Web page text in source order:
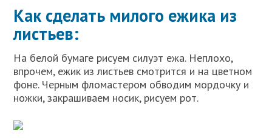
Как сделать милого ежика из
листьев:
На белой бумаге рисуем силуэт ежа. Неплохо,
впрочем, ежик из листьев смотрится и на цветном
фоне. Черным фломастером обводим мордочку и
ножки, закрашиваем носик, рисуем рот.